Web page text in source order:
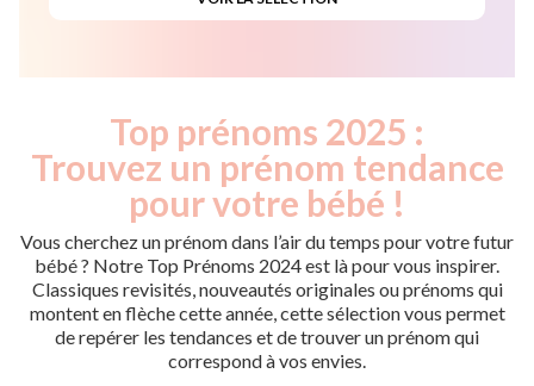
Top prénoms 2025 :
Trouvez un prénom tendance
pour votre bébé !
Vous cherchez un prénom dans l’air du temps pour votre futur
bébé ? Notre Top Prénoms 2024 est là pour vous inspirer.
Classiques revisités, nouveautés originales ou prénoms qui
montent en flèche cette année, cette sélection vous permet
de repérer les tendances et de trouver un prénom qui
correspond à vos envies.